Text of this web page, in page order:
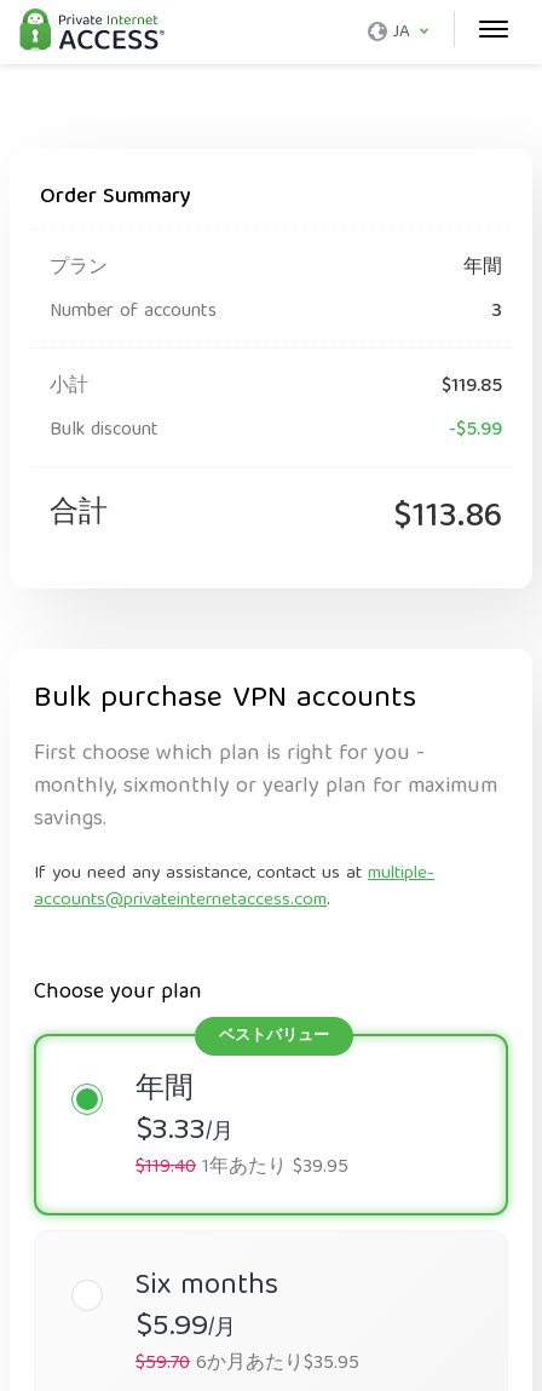
JA
Order Summary
プラン
年間
Number of accounts
3
小計
$119.85
Bulk discount
-$5.99
合計 $113.86
Bulk purchase VPN accounts
First choose which plan is right for you -
monthly, sixmonthly or yearly plan for maximum
savings.
If you need any assistance, contact us atmultiple-
accounts@privateinternetaccess.com.
Choose your plan
年間
$3.33/月
$119.401年あたり $39.95
Six months
$5.99/月
$59.706か月あたり$35.95